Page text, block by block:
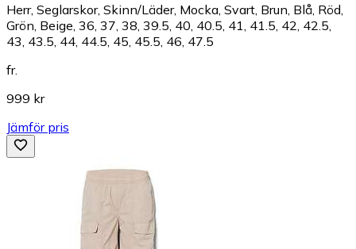
Herr, Seglarskor, Skinn/Läder, Mocka, Svart, Brun, Blå, Röd,
Grön, Beige, 36, 37, 38, 39.5, 40, 40.5, 41, 41.5, 42, 42.5,
43, 43.5, 44, 44.5, 45, 45.5, 46, 47.5
fr.
999 kr
Jämför pris